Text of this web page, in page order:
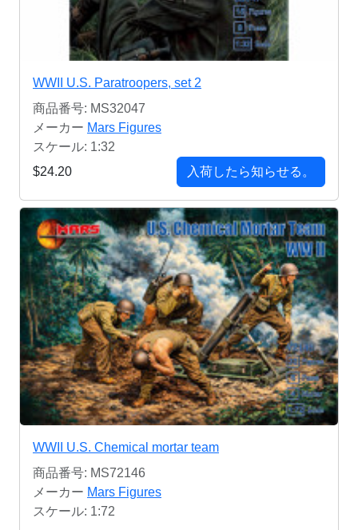
WWII U.S. Paratroopers, set 2
商品番号: MS32047
メーカー Mars Figures
スケール: 1:32
$24.20
入荷したら知らせる。
WWII U.S. Chemical mortar team
商品番号: MS72146
メーカー Mars Figures
スケール: 1:72